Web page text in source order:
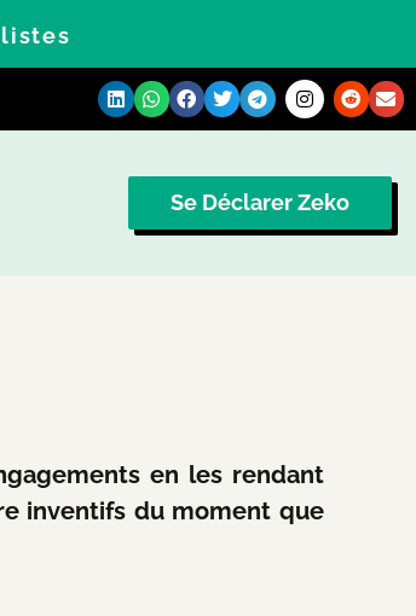
Se Déclarer Zeko
en les rendant
inventifs du moment que